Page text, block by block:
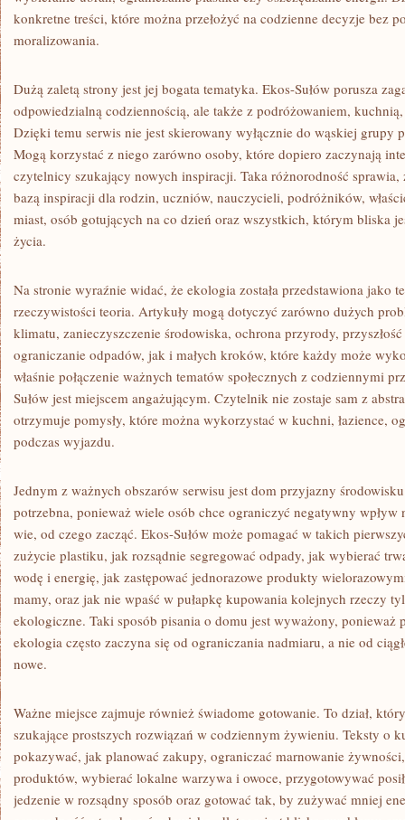
konkretne treści, które można przełożyć na codzienne decyzje bez
moralizowania.
Dużą zaletą strony jest jej bogata tematyka. Ekos-Sułów porusza
odpowiedzialną codziennością, ale także z podróżowaniem,
Dzięki temu serwis nie jest skierowany wyłącznie do wąskiej grupy
Mogą korzystać z niego zarówno osoby, które dopiero zaczynają
czytelnicy szukający nowych inspiracji. Taka różnorodność sprawia,
bazą inspiracji dla rodzin, uczniów, nauczycieli, podróżników,
miast, osób gotujących na co dzień oraz wszystkich, którym bliska
życia.
Na stronie wyraźnie widać, że ekologia została przedstawiona jako
rzeczywistości teoria. Artykuły mogą dotyczyć zarówno dużych
klimatu, zanieczyszczenie środowiska, ochrona przyrody,
ograniczanie odpadów, jak i małych kroków, które każdy może
właśnie połączenie ważnych tematów społecznych z codziennymi
Sułów jest miejscem angażującym. Czytelnik nie zostaje sam z
otrzymuje pomysły, które można wykorzystać w kuchni, łazience,
podczas wyjazdu.
Jednym z ważnych obszarów serwisu jest dom przyjazny
potrzebna, ponieważ wiele osób chce ograniczyć negatywny wpływ
wie, od czego zacząć. Ekos-Sułów może pomagać w takich
zużycie plastiku, jak rozsądnie segregować odpady, jak wybierać
wodę i energię, jak zastępować jednorazowe produkty
mamy, oraz jak nie wpaść w pułapkę kupowania kolejnych rzeczy
ekologiczne. Taki sposób pisania o domu jest wyważony, ponieważ
ekologia często zaczyna się od ograniczania nadmiaru, a nie od
nowe.
Ważne miejsce zajmuje również świadome gotowanie. To dział,
szukające prostszych rozwiązań w codziennym żywieniu. Teksty o
pokazywać, jak planować zakupy, ograniczać marnowanie
produktów, wybierać lokalne warzywa i owoce, przygotowywać
jedzenie w rozsądny sposób oraz gotować tak, by zużywać mniej